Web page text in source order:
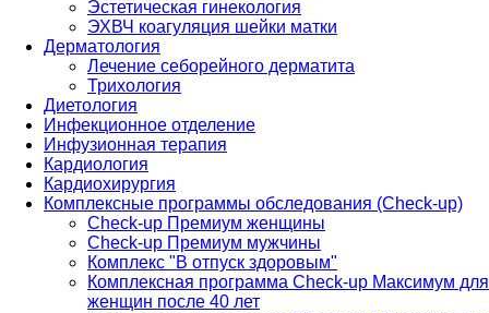
Эстетическая гинекология
ЭХВЧ коагуляция шейки матки
Дерматология
Лечение себорейного дерматита
Трихология
Диетология
Инфекционное отделение
Инфузионная терапия
Кардиология
Кардиохирургия
Комплексные программы обследования (Check-up)
Check-up Премиум женщины
Check-up Премиум мужчины
Комплекс "В отпуск здоровым"
Комплексная программа Check-up Максимум для
женщин после 40 лет